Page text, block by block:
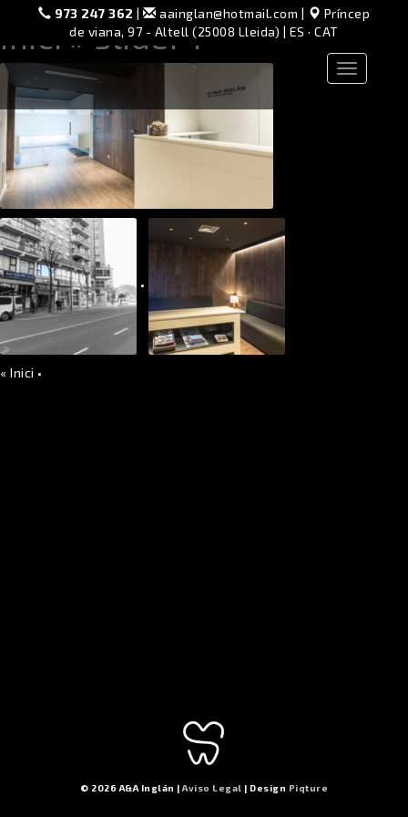
973 247 362 | aainglan@hotmail.com |
Príncep
de viana, 97 - Altell (25008 Lleida) | ES ·CAT
Toggle
navigation
Inici » slider4
•
« Inici •
© 2026 A&A Inglán | Aviso Legal | Design Piqture